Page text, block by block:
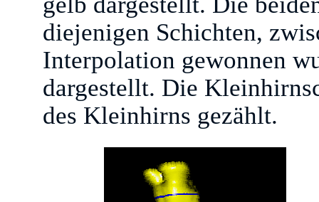
diejenigen Schichten,
Interpolation gewonnen
dargestellt. Die
des Kleinhirns gezählt.